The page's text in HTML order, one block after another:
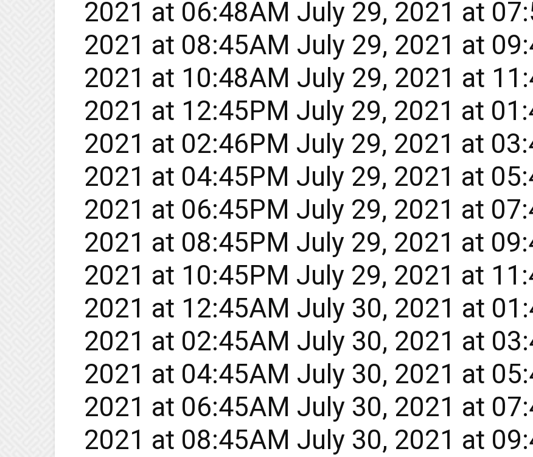
2021 at 06:48AM July 29, 2021 at
2021 at 08:45AM July 29, 2021 at
2021 at 10:48AM July 29, 2021 at
2021 at 12:45PM July 29, 2021 at
2021 at 02:46PM July 29, 2021 at
2021 at 04:45PM July 29, 2021 at
2021 at 06:45PM July 29, 2021 at
2021 at 08:45PM July 29, 2021 at
2021 at 10:45PM July 29, 2021 at
2021 at 12:45AM July 30, 2021 at
2021 at 02:45AM July 30, 2021 at
2021 at 04:45AM July 30, 2021 at
2021 at 06:45AM July 30, 2021 at
2021 at 08:45AM July 30, 2021 at